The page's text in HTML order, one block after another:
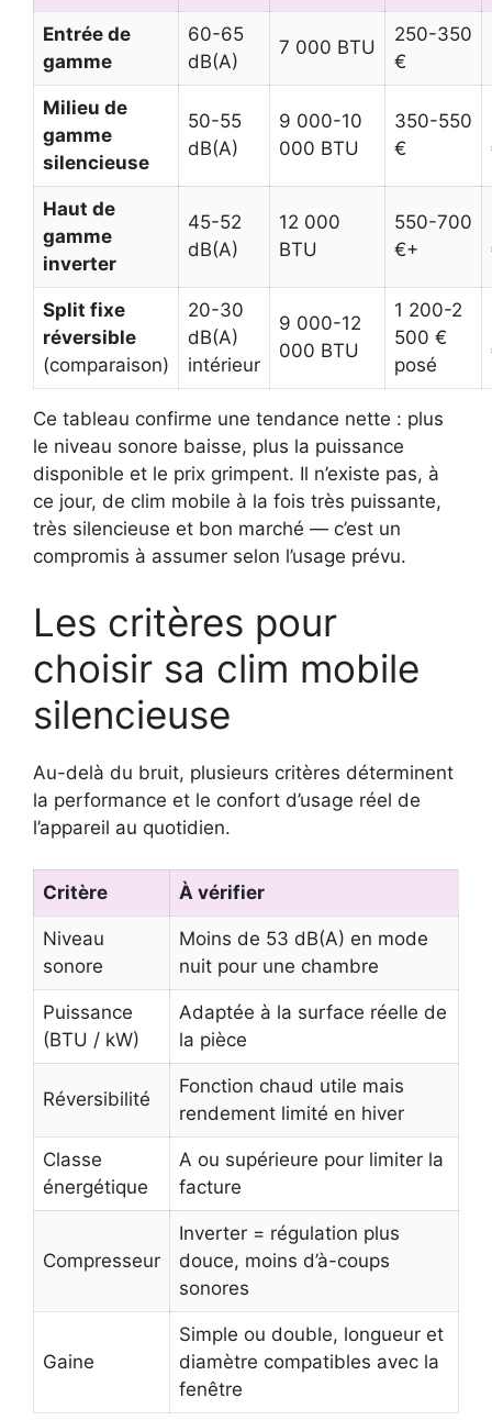
Entrée de
gamme
60-65
dB(A)
7 000 BTU
250-350
€
Milieu de
gamme
silencieuse
50-55
dB(A)
9 000-10
000 BTU
350-550
€
Haut de
gamme
inverter
45-52
dB(A)
12 000
BTU
550-700
€+
Split fixe
réversible
(comparaison)
20-30
dB(A)
intérieur
9 000-12
000 BTU
1 200-2
500 €
posé
Ce tableau confirme une tendance nette : plus
le niveau sonore baisse, plus la puissance
disponible et le prix grimpent. Il n’existe pas, à
ce jour, de clim mobile à la fois très puissante,
très silencieuse et bon marché — c’est un
compromis à assumer selon l’usage prévu.
Les critères pour
choisir sa clim mobile
silencieuse
Au-delà du bruit, plusieurs critères déterminent
la performance et le confort d’usage réel de
l’appareil au quotidien.
Critère À vérifier
Niveau
sonore
Moins de 53 dB(A) en mode
nuit pour une chambre
Puissance
(BTU / kW)
Adaptée à la surface réelle de
la pièce
Réversibilité
Fonction chaud utile mais
rendement limité en hiver
Classe
énergétique
A ou supérieure pour limiter la
facture
Compresseur
Inverter = régulation plus
douce, moins d’à-coups
sonores
Gaine
Simple ou double, longueur et
diamètre compatibles avec la
fenêtre